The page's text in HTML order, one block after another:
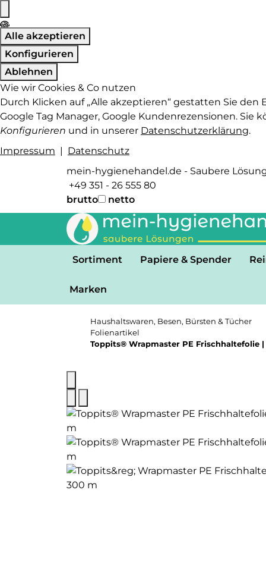
Alle akzeptieren
Konfigurieren
Ablehnen
Wie wir Cookies & Co nutzen
Durch Klicken auf „Alle akzeptieren“ gestatten Sie den
Google Tag Manager, Google Kundenrezensionen.
Konfigurieren und in unserer Datenschutzerklärung.
Impressum | Datenschutz
mein-hygienehandel.de - Saubere
+49 351 - 26 555 80
brutto
netto
Sortiment Papiere & Spender
Marken
Haushaltswaren, Besen, Bürsten & Tücher
Folienartikel
Toppits® Wrapmaster PE Frischhaltefolie